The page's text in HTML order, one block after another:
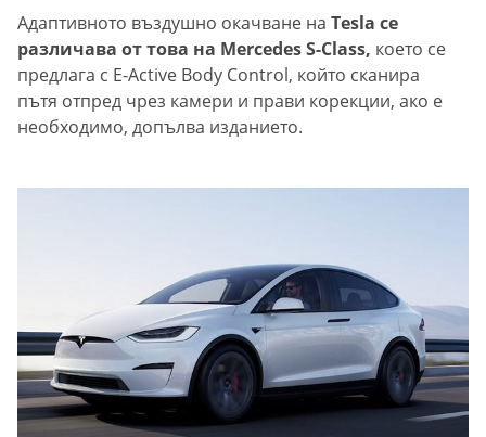
Адаптивното въздушно окачване на Tesla се
различава от това на Mercedes S-Class, което се
предлага с E-Active Body Control, който сканира
пътя отпред чрез камери и прави корекции, ако е
необходимо, допълва изданието.